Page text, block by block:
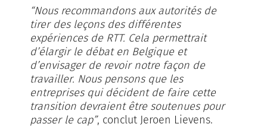
“Nous recommandons aux autorités de
tirer des leçons des différentes
expériences de RTT. Cela permettrait
d’élargir le débat en Belgique et
d’envisager de revoir notre façon de
travailler. Nous pensons que les
entreprises qui décident de faire cette
transition devraient être soutenues pour
passer le cap”, conclut Jeroen Lievens.